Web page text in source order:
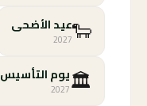
🐑عيد الأضحى
2027
🏛️يوم التأسيس
2027